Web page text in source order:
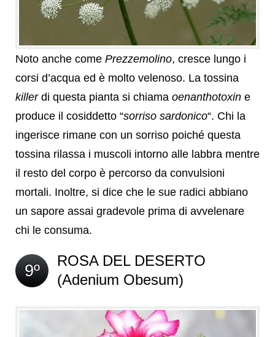
Noto anche come Prezzemolino, cresce lungo i
corsi d’acqua ed è molto velenoso. La tossina
killerdi questa pianta si chiama oenanthotoxin e
produce il cosiddetto “sorriso sardonico“. Chi la
ingerisce rimane con un sorriso poiché questa
tossina rilassa i muscoli intorno alle labbra mentre
il resto del corpo è percorso da convulsioni
mortali. Inoltre, si dice che le sue radici abbiano
un sapore assai gradevole prima di avvelenare
chi le consuma.
9º
ROSA DEL DESERTO
(Adenium Obesum)